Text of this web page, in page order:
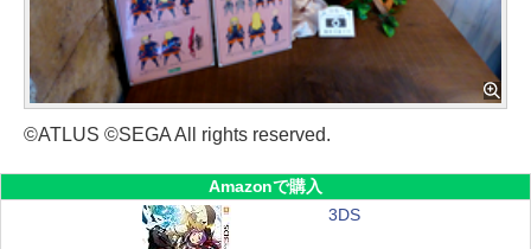
©ATLUS ©SEGA All rights reserved.
Amazonで購入
3DS